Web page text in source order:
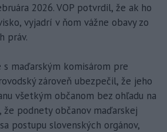
2026. VOP potvrdil, že ak ho
vyjadrí v ňom vážne obavy zo
práv.
maďarským komisárom pre
zároveň ubezpečil, že jeho
všetkým občanom bez ohľadu na
že podnety občanov maďarskej
postupu slovenských orgánov,